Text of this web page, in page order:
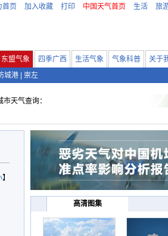
首页 加入收藏 打印 中国天气首页 生活 旅
东盟气象 四季广西 生活气象 气象科普
关于
城港 崇左
市天气查询：
】
高清图集